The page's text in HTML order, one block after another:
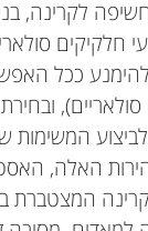
לקרינה,
חלקיקים
ככל
סולאריים),
המשימות
האלה,
המצטברת